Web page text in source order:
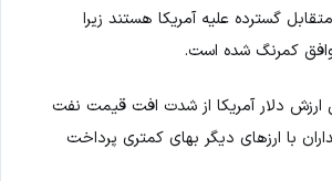
گسترده علیه آمریکا هستند زیرا
کمرنگ شده است.
دلار آمریکا از شدت افت قیمت نفت
با ارزهای دیگر بهای کمتری پرداخت